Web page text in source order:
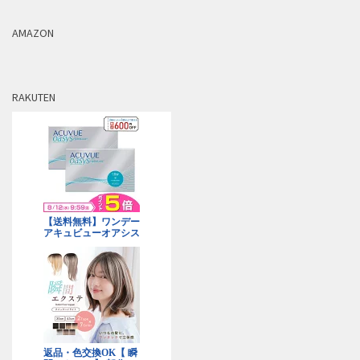
AMAZON
RAKUTEN